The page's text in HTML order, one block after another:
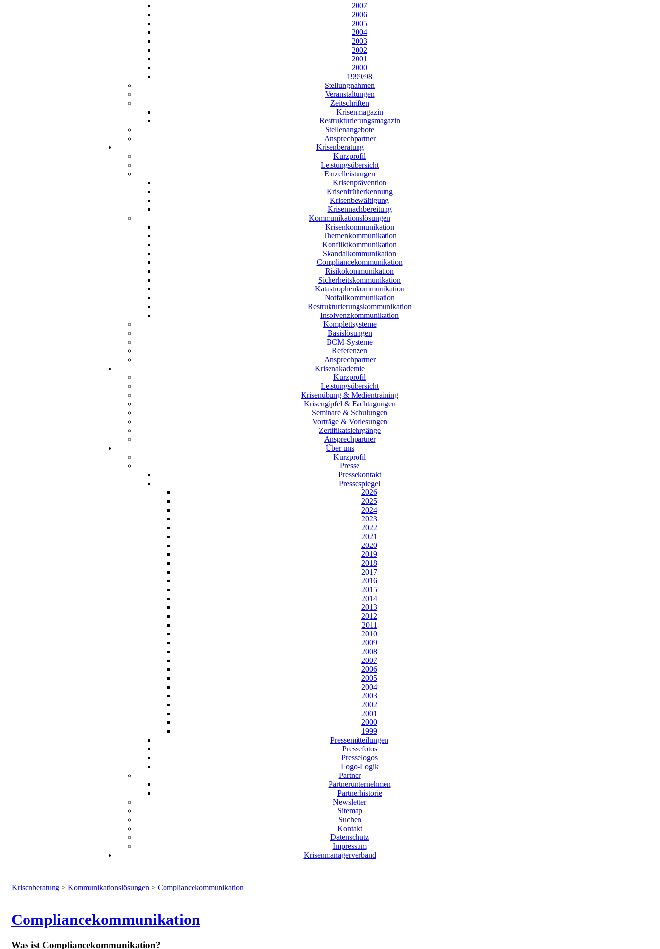
2007
2006
2005
2004
2003
2002
2001
2000
1999/98
Stellungnahmen
Veranstaltungen
Zeitschriften
Krisenmagazin
Restrukturierungsmagazin
Stellenangebote
Ansprechpartner
Krisenberatung
Kurzprofil
Leistungsübersicht
Einzelleistungen
Krisenprävention
Krisenfrüherkennung
Krisenbewältigung
Krisennachbereitung
Kommunikationslösungen
Krisenkommunikation
Themenkommunikation
Konfliktkommunikation
Skandalkommunikation
Compliancekommunikation
Risikokommunikation
Sicherheitskommunikation
Katastrophenkommunikation
Notfallkommunikation
Restrukturierungskommunikation
Insolvenzkommunikation
Komplettsysteme
Basislösungen
BCM-Systeme
Referenzen
Ansprechpartner
Krisenakademie
Kurzprofil
Leistungsübersicht
Krisenübung & Medientraining
Krisengipfel & Fachtagungen
Seminare & Schulungen
Vorträge & Vorlesungen
Zertifikatslehrgänge
Ansprechpartner
Über uns
Kurzprofil
Presse
Pressekontakt
Pressespiegel
2026
2025
2024
2023
2022
2021
2020
2019
2018
2017
2016
2015
2014
2013
2012
2011
2010
2009
2008
2007
2006
2005
2004
2003
2002
2001
2000
1999
Pressemitteilungen
Pressefotos
Presselogos
Logo-Logik
Partner
Partnerunternehmen
Partnerhistorie
Newsletter
Sitemap
Suchen
Kontakt
Datenschutz
Impressum
Krisenmanagerverband
Krisenberatung > Kommunikationslösungen > Compliancekommunikation
Compliancekommunikation
Was ist Compliancekommunikation?